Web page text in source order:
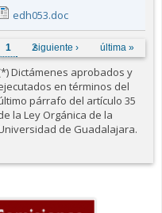
edh053.doc
1 2siguiente › última »
Dictámenes aprobados y
en términos del
párrafo del artículo 35
la Ley Orgánica de la
de Guadalajara.